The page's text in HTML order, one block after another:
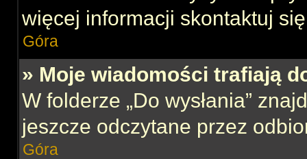
więcej informacji skontaktuj
Góra
» Moje wiadomości trafiają
W folderze „Do wysłania”
jeszcze odczytane przez
Góra